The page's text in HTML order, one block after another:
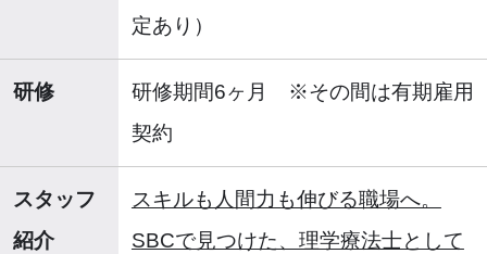
定あり）
研修
研修期間6ヶ月 ※その間は有期雇用
契約
スタッフ
紹介
スキルも人間力も伸びる職場へ。
SBCで見つけた、理学療法士として